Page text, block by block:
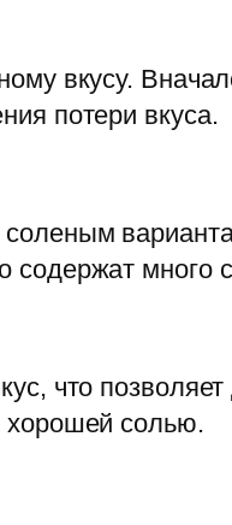
вкусу.
потери вкуса.
содержат много
что
хорошей солью.